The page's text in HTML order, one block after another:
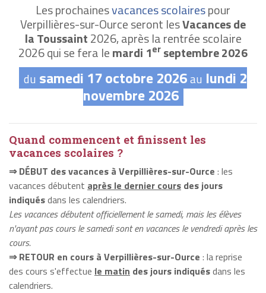
Les prochainesvacances scolairespour
Verpillières-sur-Ource seront lesVacances de
la Toussaint2026, après la rentrée scolaire
2026 qui se fera lemardi 1er septembre 2026
du samedi 17 octobre 2026au lundi 2
novembre 2026
Quand commencent et finissent les
vacances scolaires ?
⇒ DÉBUT des vacances à Verpillières-sur-Ource : les
vacances débutent après le dernier cours des jours
indiquésdans les calendriers.
Les vacances débutent officiellement le samedi, mais les élèves
n'ayant pas cours le samedi sont en vacances le vendredi après les
cours.
⇒ RETOUR en cours à Verpillières-sur-Ource : la reprise
des cours s'effectue le matin des jours indiquésdans les
calendriers.